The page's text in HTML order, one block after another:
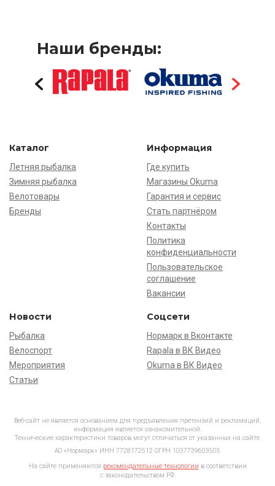
Наши бренды:
Каталог
Летняя рыбалка
Зимняя рыбалка
Велотовары
Бренды
Информация
Где купить
Магазины Okuma
Гарантия и сервис
Стать партнёром
Контакты
Политика
конфиденциальности
Пользовательское
соглашение
Вакансии
Новости
Рыбалка
Велоспорт
Мероприятия
Статьи
Соцсети
Нормарк в Вконтакте
Rapala в ВК Видео
Okuma в ВК Видео
Веб-сайт не является основанием для предъявления претензий и рекламаций,
информация является ознакомительной.
Технические характеристики товаров могут отличаться от указанных на сайте.
АО «Нормарк» ИНН 7728172512 ОГРН 1037739603505
На сайте применяются рекомендательные технологии в соответствии
с законодательством РФ.